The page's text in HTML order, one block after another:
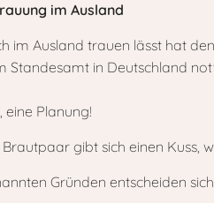
im Ausland
im Ausland trauen lässt hat
Standesamt in Deutschland
eine Planung!
Gründen entscheiden